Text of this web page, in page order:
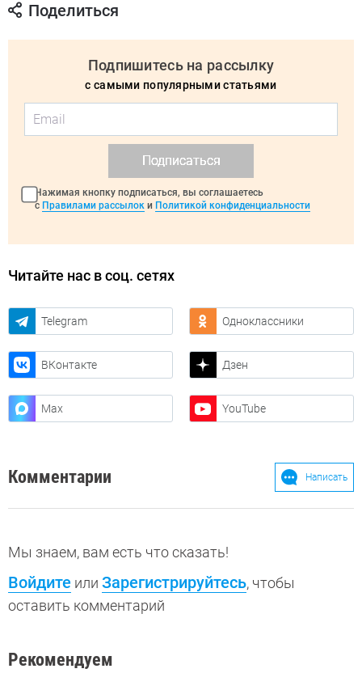
Поделиться
Подпишитесь на рассылку
с самыми популярными статьями
Подписаться
Нажимая кнопку подписаться, вы соглашаетесь
с Правилами рассылок и Политикой конфиденциальности
Читайте нас в соц. сетях
Telegram Одноклассники
ВКонтакте Дзен
Max YouTube
Комментарии Написать
Мы знаем, вам есть что сказать!
Войдите или Зарегистрируйтесь, чтобы
оставить комментарий
Рекомендуем